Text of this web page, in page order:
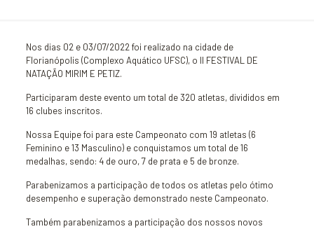
Nos dias 02 e 03/07/2022 foi realizado na cidade de
Florianópolis (Complexo Aquático UFSC), o II FESTIVAL DE
NATAÇÃO MIRIM E PETIZ.
Participaram deste evento um total de 320 atletas, divididos em
16 clubes inscritos.
Nossa Equipe foi para este Campeonato com 19 atletas (6
Feminino e 13 Masculino) e conquistamos um total de 16
medalhas, sendo: 4 de ouro, 7 de prata e 5 de bronze.
Parabenizamos a participação de todos os atletas pelo ótimo
desempenho e superação demonstrado neste Campeonato.
Também parabenizamos a participação dos nossos novos